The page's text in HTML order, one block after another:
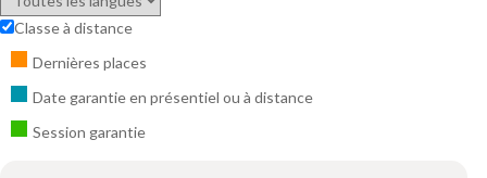
Classe à distance
Dernières places
Date garantie en présentiel ou à distance
Session garantie